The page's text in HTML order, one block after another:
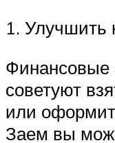
1. Улучшить
Финансовые
советуют
или
Заем вы